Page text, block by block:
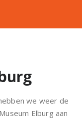
we weer de
Elburg aan